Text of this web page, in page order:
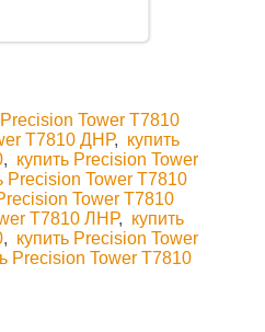
Precision Tower T7810
T7810 ДНР, купить
, купить Precision Tower
Precision Tower T7810
Tower T7810
T7810 ЛНР, купить
, купить Precision Tower
Precision Tower T7810